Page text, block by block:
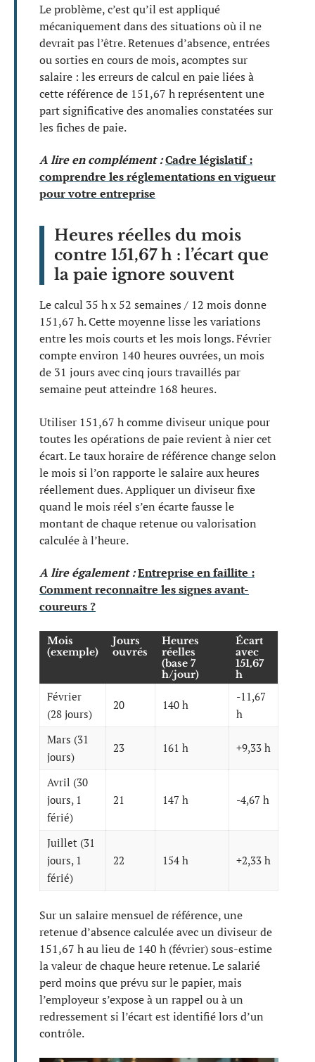
Le problème, c’est qu’il est appliqué
mécaniquement dans des situations où il ne
devrait pas l’être. Retenues d’absence, entrées
ou sorties en cours de mois, acomptes sur
salaire : les erreurs de calcul en paie liées à
cette référence de 151,67 h représentent une
part significative des anomalies constatées sur
les fiches de paie.
A lire en complément :Cadre législatif :
comprendre les réglementations en vigueur
pour votre entreprise
Heures réelles du mois
contre 151,67 h : l’écart que
la paie ignore souvent
Le calcul 35 h x 52 semaines / 12 mois donne
151,67 h. Cette moyenne lisse les variations
entre les mois courts et les mois longs. Février
compte environ 140 heures ouvrées, un mois
de 31 jours avec cinq jours travaillés par
semaine peut atteindre 168 heures.
Utiliser 151,67 h comme diviseur unique pour
toutes les opérations de paie revient à nier cet
écart. Le taux horaire de référence change selon
le mois si l’on rapporte le salaire aux heures
réellement dues. Appliquer un diviseur fixe
quand le mois réel s’en écarte fausse le
montant de chaque retenue ou valorisation
calculée à l’heure.
A lire également :Entreprise en faillite :
Comment reconnaître les signes avant-
coureurs ?
Mois
(exemple)
Jours
ouvrés
Heures
réelles
(base 7
h/jour)
Écart
avec
151,67
h
Février
(28 jours)
20 140 h
-11,67
h
Mars (31
jours)
23 161 h +9,33 h
Avril (30
jours, 1
férié)
21 147 h -4,67 h
Juillet (31
jours, 1
férié)
22 154 h +2,33 h
Sur un salaire mensuel de référence, une
retenue d’absence calculée avec un diviseur de
151,67 h au lieu de 140 h (février) sous-estime
la valeur de chaque heure retenue. Le salarié
perd moins que prévu sur le papier, mais
l’employeur s’expose à un rappel ou à un
redressement si l’écart est identifié lors d’un
contrôle.